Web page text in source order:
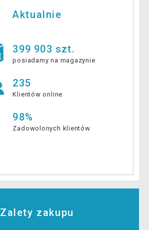
Aktualnie
399 903 szt.
posiadamy na magazynie
235
Klientów online
98%
Zadowolonych klientów
Zalety zakupu